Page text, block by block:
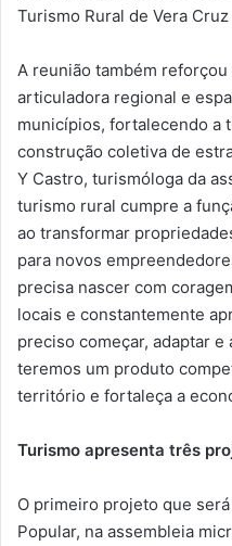
Turismo Rural de Vera
A reunião também
articuladora regional e
municípios, fortalecendo a
construção coletiva de
Y Castro, turismóloga da
turismo rural cumpre a
ao transformar
para novos
precisa nascer com
locais e constantemente
preciso começar, adaptar e
teremos um produto
território e fortaleça a
Turismo apresenta três
O primeiro projeto que
Popular, na assembleia